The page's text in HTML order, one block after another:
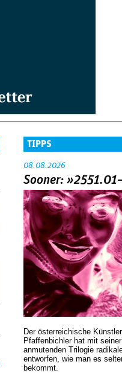
TIPPS
08.08.2026
Sooner:
Der österreichische
Pfaffenbichler hat mit
anmutenden Trilogie
entworfen, wie man es
bekommt.